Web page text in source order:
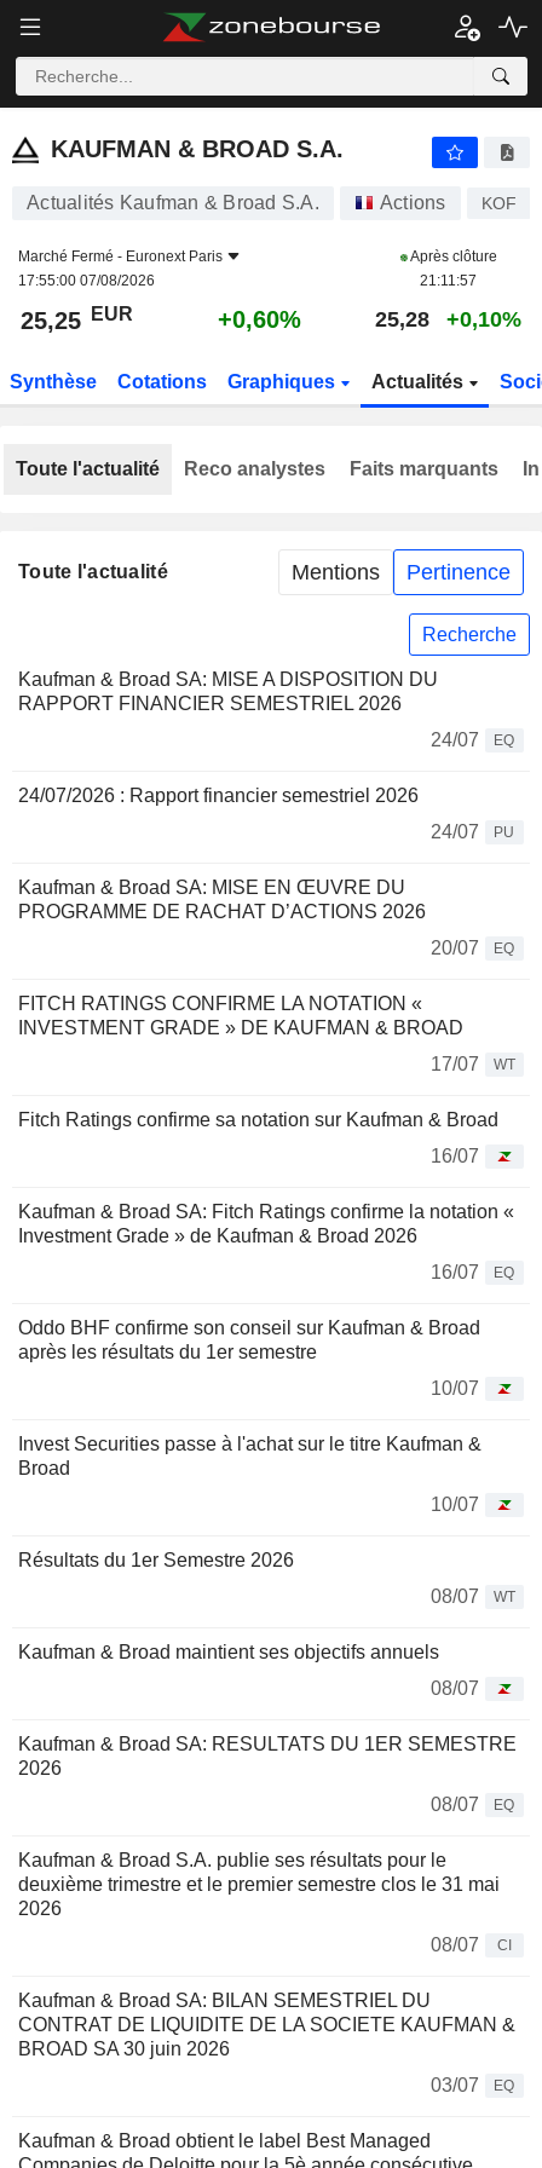
KAUFMAN & BROAD S.A.
KAUFMAN & BROAD S.A.
Actualités Kaufman & Broad S.A. Actions KOF
Marché Fermé - Euronext Paris
17:55:00 07/08/2026
Après clôture
21:11:57
25,25 EUR +0,60% 25,28 +0,10%
Synthèse Cotations Graphiques Actualités
Toute l'actualité Mentions Pertinence
Recherche
Kaufman & Broad SA: MISE A DISPOSITION DU
RAPPORT FINANCIER SEMESTRIEL 2026
24/07
EQ
24/07/2026 : Rapport financier semestriel 2026
24/07
PU
Kaufman & Broad SA: MISE EN ŒUVRE DU
PROGRAMME DE RACHAT D’ACTIONS 2026
20/07
EQ
FITCH RATINGS CONFIRME LA NOTATION «
INVESTMENT GRADE » DE KAUFMAN & BROAD
17/07
WT
Fitch Ratings confirme sa notation sur Kaufman & Broad
16/07
Kaufman & Broad SA: Fitch Ratings confirme la notation «
Investment Grade » de Kaufman & Broad 2026
16/07
EQ
Oddo BHF confirme son conseil sur Kaufman & Broad
après les résultats du 1er semestre
10/07
Invest Securities passe à l'achat sur le titre Kaufman &
Broad
10/07
Résultats du 1er Semestre 2026
08/07
WT
Kaufman & Broad maintient ses objectifs annuels
08/07
Kaufman & Broad SA: RESULTATS DU 1ER SEMESTRE
2026
08/07
EQ
Kaufman & Broad S.A. publie ses résultats pour le
deuxième trimestre et le premier semestre clos le 31 mai
2026
08/07
CI
Kaufman & Broad SA: BILAN SEMESTRIEL DU
CONTRAT DE LIQUIDITE DE LA SOCIETE KAUFMAN &
BROAD SA 30 juin 2026
03/07
EQ
Kaufman & Broad obtient le label Best Managed
Toute l'actualité Reco analystes Faits marquants